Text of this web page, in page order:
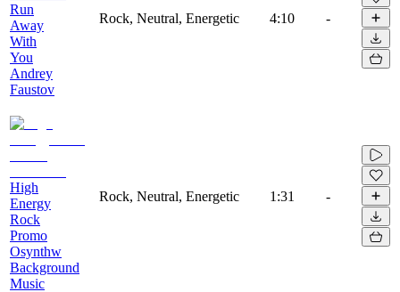
Run
Away
With
You
Andrey
Faustov
Rock, Neutral, Energetic 4:10 -
High
Energy
Rock
Promo
Osynthw
Background
Music
Rock, Neutral, Energetic 1:31 -